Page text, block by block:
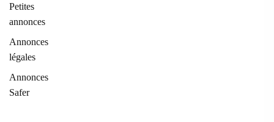
Petites
annonces
Annonces
légales
Annonces
Safer